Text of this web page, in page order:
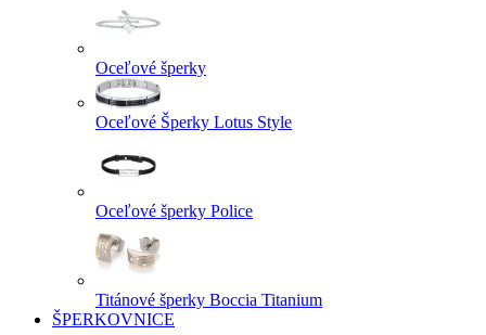
Oceľové šperky
Oceľové Šperky Lotus Style
Oceľové šperky Police
Titánové šperky Boccia Titanium
ŠPERKOVNICE